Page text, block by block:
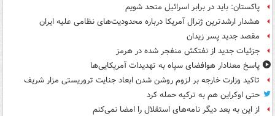
پاکستان: باید در برابر اسرائیل متحد شویم
هشدار ارشدترین ژنرال آمریکا درباره محدودیت‌های نظامی علیه ایران
مقصد جدید پسر زیدان
جزئیات جدید از نفتکش منفجر شده در هرمز
پاسخ معنادار هوافضای سپاه به تهدیدات آمریکایی‌ها
تاکید وزارت خارجه بر لزوم روشن شدن ابعاد جنایت تروریستی مزار شریف
حتی اوکراین هم به ترکیه حمله کرد
از این به بعد دیگر نامه‌های استقلال را امضا نمی‌کنم